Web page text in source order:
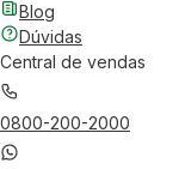
Blog
Dúvidas
Central de vendas
0800-200-2000